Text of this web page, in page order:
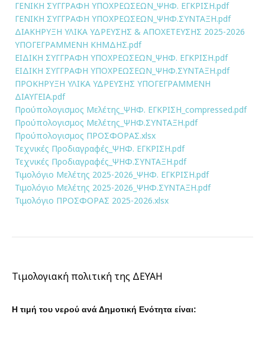
ΓΕΝΙΚΗ ΣΥΓΓΡΑΦΗ ΥΠΟΧΡΕΩΣΕΩΝ_ΨΗΦ. ΕΓΚΡΙΣΗ.pdf
ΓΕΝΙΚΗ ΣΥΓΓΡΑΦΗ ΥΠΟΧΡΕΩΣΕΩΝ_ΨΗΦ.ΣΥΝΤΑΞΗ.pdf
ΔΙΑΚΗΡΥΞΗ ΥΛΙΚΑ ΥΔΡΕΥΣΗΣ & ΑΠΟΧΕΤΕΥΣΗΣ 2025-2026
ΥΠΟΓΕΓΡΑΜΜΕΝΗ ΚΗΜΔΗΣ.pdf
ΕΙΔΙΚΗ ΣΥΓΓΡΑΦΗ ΥΠΟΧΡΕΩΣΕΩΝ_ΨΗΦ. ΕΓΚΡΙΣΗ.pdf
ΕΙΔΙΚΗ ΣΥΓΓΡΑΦΗ ΥΠΟΧΡΕΩΣΕΩΝ_ΨΗΦ.ΣΥΝΤΑΞΗ.pdf
ΠΡΟΚΗΡΥΞΗ ΥΛΙΚΑ ΥΔΡΕΥΣΗΣ ΥΠΟΓΕΓΡΑΜΜΕΝΗ
ΔΙΑΥΓΕΙΑ.pdf
Προύπολογισμος Μελέτης_ΨΗΦ. ΕΓΚΡΙΣΗ_compressed.pdf
Προύπολογισμος Μελέτης_ΨΗΦ.ΣΥΝΤΑΞΗ.pdf
Προύπολογισμος ΠΡΟΣΦΟΡΑΣ.xlsx
Τεχνικές Προδιαγραφές_ΨΗΦ. ΕΓΚΡΙΣΗ.pdf
Τεχνικές Προδιαγραφές_ΨΗΦ.ΣΥΝΤΑΞΗ.pdf
Τιμολόγιο Μελέτης 2025-2026_ΨΗΦ. ΕΓΚΡΙΣΗ.pdf
Τιμολόγιο Μελέτης 2025-2026_ΨΗΦ.ΣΥΝΤΑΞΗ.pdf
Τιμολόγιο ΠΡΟΣΦΟΡΑΣ 2025-2026.xlsx
Τιμολογιακή πολιτική της ΔΕΥΑΗ
Η τιμή του νερού ανά Δημοτική Ενότητα είναι: